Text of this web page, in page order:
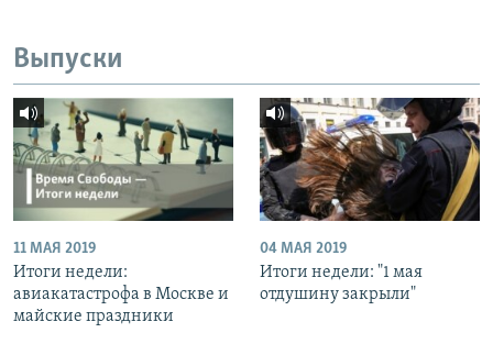
Выпуски
11 МАЯ 2019
Итоги недели:
авиакатастрофа в Москве и
майские праздники
04 МАЯ 2019
Итоги недели: "1 мая
отдушину закрыли"